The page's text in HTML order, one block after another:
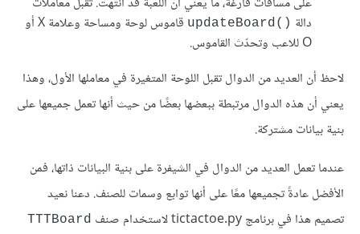
دالة updateBoard()‎‎
قاموس لوحة ومساحة وعلامة X أو
O للاعب وتحدّث القاموس.
لاحظ أن العديد من الدوال تقبل اللوحة المتغيرة في معاملها الأول، وهذا
يعني أن هذه الدوال مرتبطة ببعضها بعضًا من حيث أنها تعمل جميعها على
بنية بيانات مشتركة.
عندما تعمل العديد من الدوال في الشيفرة على بنية البيانات ذاتها، فمن
الأفضل عادةً تجميعها معًا على أنها توابع وسمات للصنف. دعنا نعيد
تصميم هذا في برنامج tictactoe.py لاستخدام صنف
TTTBoard